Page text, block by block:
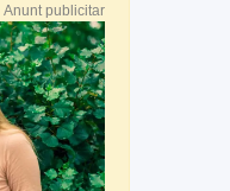
Anunt publicitar